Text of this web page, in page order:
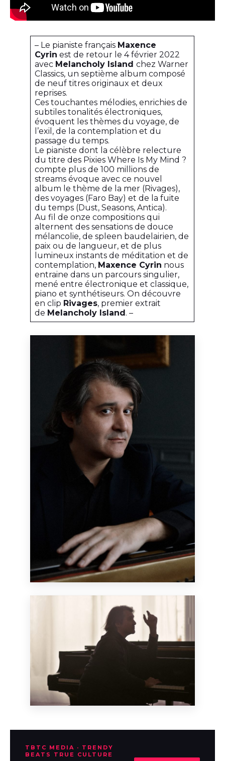
– Le pianiste français Maxence
Cyrin est de retour le 4 février 2022
avec Melancholy Islandchez Warner
Classics, un septième album composé
de neuf titres originaux et deux
reprises.
Ces touchantes mélodies, enrichies de
subtiles tonalités électroniques,
évoquent les thèmes du voyage, de
l’exil, de la contemplation et du
passage du temps.
Le pianiste dont la célèbre relecture
du titre des Pixies Where Is My Mind ?
compte plus de 100 millions de
streams évoque avec ce nouvel
album le thème de la mer (Rivages),
des voyages (Faro Bay) et de la fuite
du temps (Dust, Seasons, Antica).
Au fil de onze compositions qui
alternent des sensations de douce
mélancolie, de spleen baudelairien, de
paix ou de langueur, et de plus
lumineux instants de méditation et de
contemplation, Maxence Cyrin nous
entraine dans un parcours singulier,
mené entre électronique et classique,
piano et synthétiseurs. On découvre
en clip Rivages, premier extrait
de Melancholy Island. –
TBTC MEDIA · TRENDY
BEATS TRUE CULTURE